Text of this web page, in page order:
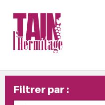
Filtrer par :